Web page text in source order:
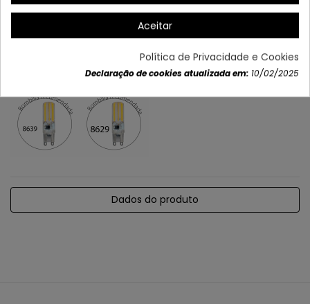
Lâmpadas recomendadas:
Dados do produto
Aceitar
Política de Privacidade e Cookies
Declaração de cookies atualizada em: 10/02/2025